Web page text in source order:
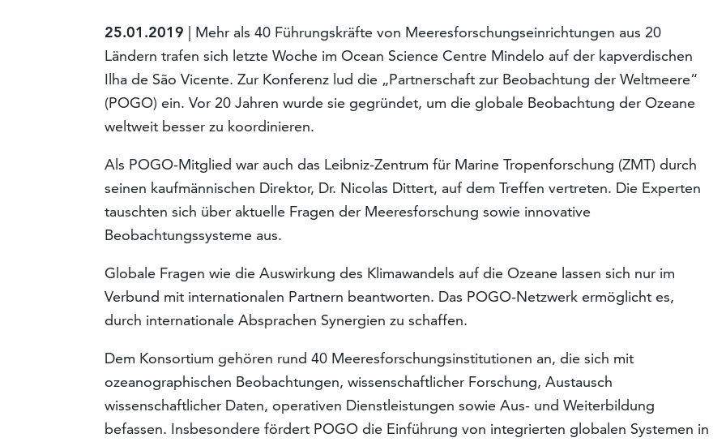
25.01.2019 | Mehr als 40 Führungskräfte von Meeresforschungseinrichtungen aus 20
Ländern trafen sich letzte Woche im Ocean Science Centre Mindelo auf der kapverdischen
Ilha de São Vicente. Zur Konferenz lud die „Partnerschaft zur Beobachtung der Weltmeere“
(POGO) ein. Vor 20 Jahren wurde sie gegründet, um die globale Beobachtung der Ozeane
weltweit besser zu koordinieren.
Als POGO-Mitglied war auch das Leibniz-Zentrum für Marine Tropenforschung (ZMT) durch
seinen kaufmännischen Direktor, Dr. Nicolas Dittert, auf dem Treffen vertreten. Die Experten
tauschten sich über aktuelle Fragen der Meeresforschung sowie innovative
Beobachtungssysteme aus.
Globale Fragen wie die Auswirkung des Klimawandels auf die Ozeane lassen sich nur im
Verbund mit internationalen Partnern beantworten. Das POGO-Netzwerk ermöglicht es,
durch internationale Absprachen Synergien zu schaffen.
Dem Konsortium gehören rund 40 Meeresforschungsinstitutionen an, die sich mit
ozeanographischen Beobachtungen, wissenschaftlicher Forschung, Austausch
wissenschaftlicher Daten, operativen Dienstleistungen sowie Aus- und Weiterbildung
befassen. Insbesondere fördert POGO die Einführung von integrierten globalen Systemen in